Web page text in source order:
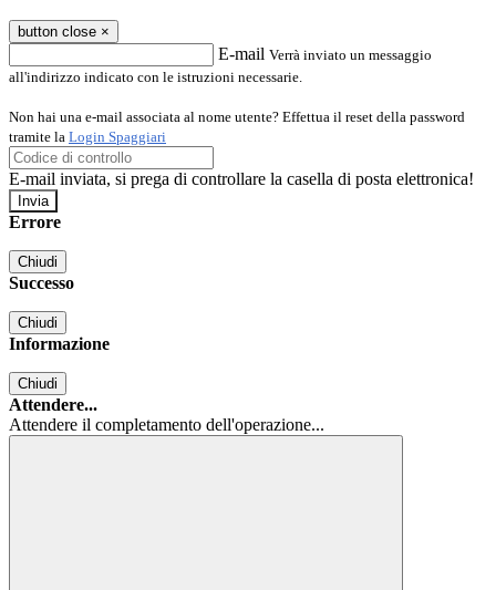
button close ×
E-mail Verrà inviato un messaggio
all'indirizzo indicato con le istruzioni necessarie.
Non hai una e-mail associata al nome utente? Effettua il reset della password
tramite la Login Spaggiari
E-mail inviata, si prega di controllare la casella di posta elettronica!
Errore
Chiudi
Successo
Chiudi
Informazione
Chiudi
Attendere...
Attendere il completamento dell'operazione...